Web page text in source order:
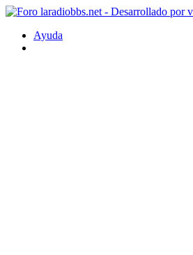
Ayuda